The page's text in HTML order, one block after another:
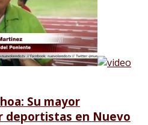
Su mayor
deportistas en Nuevo